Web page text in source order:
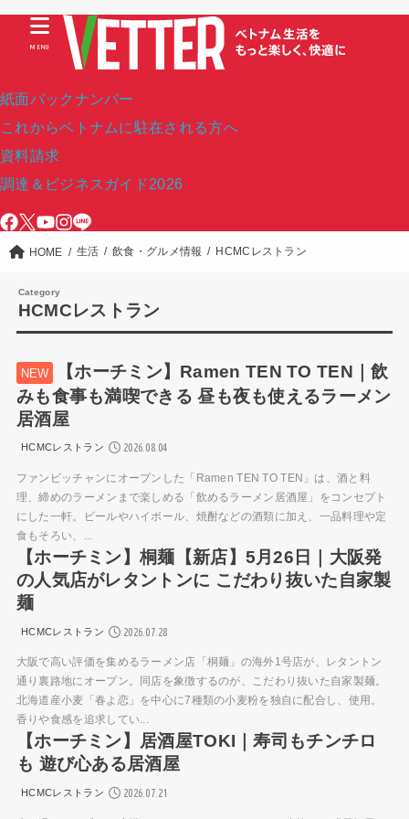
紙面バックナンバー
これからベトナムに駐在される方へ
資料請求
調達＆ビジネスガイド2026
MENU
HOME 生活 飲食・グルメ情報 HCMCレストラン
HCMCレストラン
【ホーチミン】Ramen TEN TO TEN｜飲
みも食事も満喫できる 昼も夜も使えるラーメン
居酒屋
HCMCレストラン 2026.08.04
ファンビッチャンにオープンした「Ramen TEN TO TEN」は、酒と料
理、締めのラーメンまで楽しめる「飲めるラーメン居酒屋」をコンセプト
にした一軒。ビールやハイボール、焼酎などの酒類に加え、一品料理や定
食もそろい、...
【ホーチミン】桐麺【新店】5月26日｜大阪発
の人気店がレタントンに こだわり抜いた自家製
麺
HCMCレストラン 2026.07.28
大阪で高い評価を集めるラーメン店「桐麺」の海外1号店が、レタントン
通り裏路地にオープン。同店を象徴するのが、こだわり抜いた自家製麺。
北海道産小麦「春よ恋」を中心に7種類の小麦粉を独自に配合し、使用。
香りや食感を追求してい...
【ホーチミン】居酒屋TOKI｜寿司もチンチロ
も 遊び心ある居酒屋
HCMCレストラン 2026.07.21